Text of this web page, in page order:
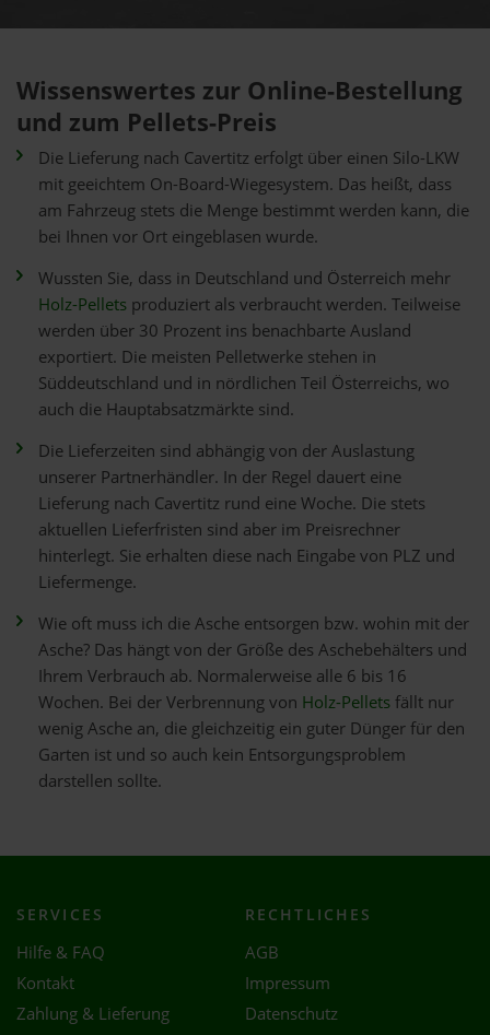
Wissenswertes zur Online-Bestellung
und zum Pellets-Preis
Die Lieferung nach Cavertitz erfolgt über einen Silo-LKW
mit geeichtem On-Board-Wiegesystem. Das heißt, dass
am Fahrzeug stets die Menge bestimmt werden kann, die
bei Ihnen vor Ort eingeblasen wurde.
Wussten Sie, dass in Deutschland und Österreich mehr
Holz-Pellets produziert als verbraucht werden. Teilweise
werden über 30 Prozent ins benachbarte Ausland
exportiert. Die meisten Pelletwerke stehen in
Süddeutschland und in nördlichen Teil Österreichs, wo
auch die Hauptabsatzmärkte sind.
Die Lieferzeiten sind abhängig von der Auslastung
unserer Partnerhändler. In der Regel dauert eine
Lieferung nach Cavertitz rund eine Woche. Die stets
aktuellen Lieferfristen sind aber im Preisrechner
hinterlegt. Sie erhalten diese nach Eingabe von PLZ und
Liefermenge.
Wie oft muss ich die Asche entsorgen bzw. wohin mit der
Asche? Das hängt von der Größe des Aschebehälters und
Ihrem Verbrauch ab. Normalerweise alle 6 bis 16
Wochen. Bei der Verbrennung von Holz-Pelletsfällt nur
wenig Asche an, die gleichzeitig ein guter Dünger für den
Garten ist und so auch kein Entsorgungsproblem
darstellen sollte.
SERVICES
Hilfe & FAQ
Kontakt
Zahlung & Lieferung
RECHTLICHES
AGB
Impressum
Datenschutz